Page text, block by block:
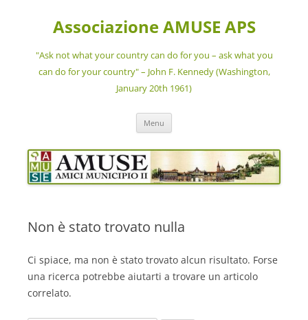
Associazione AMUSE APS
"Ask not what your country can do for you – ask what you
can do for your country" – John F. Kennedy (Washington,
January 20th 1961)
Menu
Non è stato trovato nulla
Ci spiace, ma non è stato trovato alcun risultato. Forse
una ricerca potrebbe aiutarti a trovare un articolo
correlato.